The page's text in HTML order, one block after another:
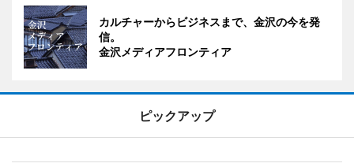
カルチャーからビジネスまで、金沢の今を発
信。
金沢メディアフロンティア
ピックアップ